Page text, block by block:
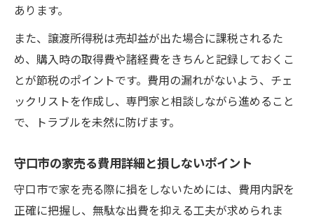
あります。
また、譲渡所得税は売却益が出た場合に課税されるた
め、購入時の取得費や諸経費をきちんと記録しておくこ
とが節税のポイントです。費用の漏れがないよう、チェ
ックリストを作成し、専門家と相談しながら進めること
で、トラブルを未然に防げます。
守口市の家売る費用詳細と損しないポイント
守口市で家を売る際に損をしないためには、費用内訳を
正確に把握し、無駄な出費を抑える工夫が求められま